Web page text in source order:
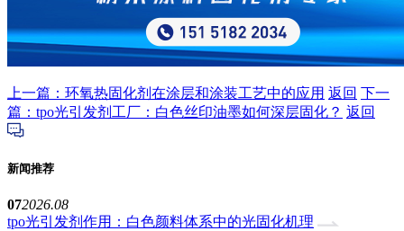
上一篇：环氧热固化剂在涂层和涂装工艺中的应用 返回 下一
篇：tpo光引发剂工厂：白色丝印油墨如何深层固化？ 返回
新闻推荐
072026.08
tpo光引发剂作用：白色颜料体系中的光固化机理